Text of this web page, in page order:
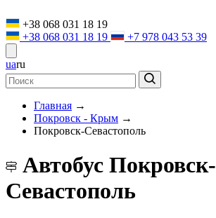
+38 068 031 18 19
+38 068 031 18 19
+7 978 043 53 39
uaru
Главная →
Покровск - Крым →
Покровск-Севастополь
Автобус Покровск-
Севастополь